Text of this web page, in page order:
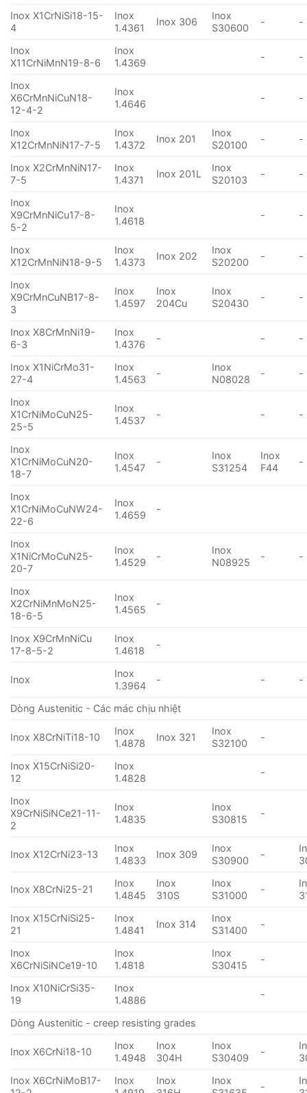
Inox X1CrNiSi18-15-
4
Inox
1.4361
Inox 306
Inox
S30600
- -
Inox
X11CrNiMnN19-8-6
Inox
1.4369
- -
Inox
X6CrMnNiCuN18-
12-4-2
Inox
1.4646
- -
Inox
X12CrMnNiN17-7-5
Inox
1.4372
Inox 201
Inox
S20100
- -
Inox X2CrMnNiN17-
7-5
Inox
1.4371
Inox 201L
Inox
S20103
- -
Inox
X9CrMnNiCu17-8-
5-2
Inox
1.4618
- -
Inox
X12CrMnNiN18-9-5
Inox
1.4373
Inox 202
Inox
S20200
- -
Inox
X9CrMnCuNB17-8-
3
Inox
1.4597
Inox
204Cu
Inox
S20430
- -
Inox X8CrMnNi19-
6-3
Inox
1.4376
- - -
Inox X1NiCrMo31-
27-4
Inox
1.4563
-
Inox
N08028
- -
Inox
X1CrNiMoCuN25-
25-5
Inox
1.4537
- - -
Inox
X1CrNiMoCuN20-
18-7
Inox
1.4547
-
Inox
S31254
Inox
F44
-
Inox
X1CrNiMoCuNW24-
22-6
Inox
1.4659
-
Inox
X1NiCrMoCuN25-
20-7
Inox
1.4529
-
Inox
N08925
- -
Inox
X2CrNiMnMoN25-
18-6-5
Inox
1.4565
-
Inox X9CrMnNiCu
17-8-5-2
Inox
1.4618
-
Inox
Inox
1.3964
- - -
Dòng Austenitic - Các mác chịu nhiệt
Inox X8CrNiTi18-10
Inox
1.4878
Inox 321
Inox
S32100
-
Inox X15CrNiSi20-
12
Inox
1.4828
-
Inox
X9CrNiSiNCe21-11-
2
Inox
1.4835
Inox
S30815
-
Inox X12CrNi23-13
Inox
1.4833
Inox 309
Inox
S30900
-
Inox X8CrNi25-21
Inox
1.4845
Inox
310S
Inox
S31000
-
Inox X15CrNiSi25-
21
Inox
1.4841
Inox 314
Inox
S31400
-
Inox
X6CrNiSiNCe19-10
Inox
1.4818
Inox
S30415
-
Inox X10NiCrSi35-
19
Inox
1.4886
-
Dòng Austenitic - creep resisting grades
Inox X6CrNi18-10
Inox
1.4948
Inox
304H
Inox
S30409
-
Inox X6CrNiMoB17-
Inox
Inox
Inox
-